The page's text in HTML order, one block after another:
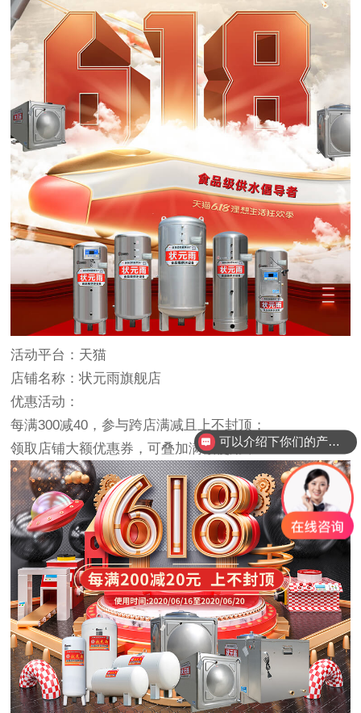
活动平台：天猫
店铺名称：状元雨旗舰店
优惠活动：
每满300减40，参与跨店满减且上不封顶；
领取店铺大额优惠券，可叠加满减使用；
可以介绍下你们的产品么？